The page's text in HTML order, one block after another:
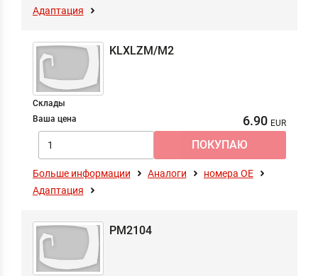
Адаптация
KLXLZM/M2
Склады
Ваша цена
6.90
Больше информации Аналоги
номера ОЕ
Адаптация
PM2104